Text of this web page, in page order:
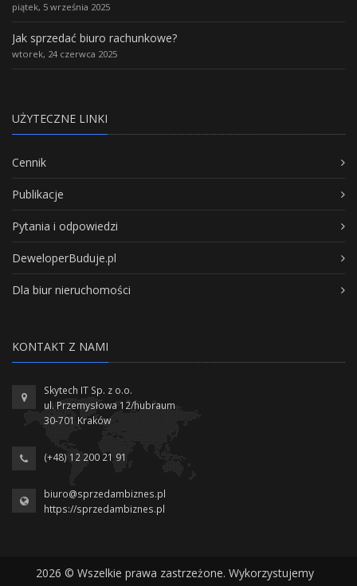
piątek, 5 września 2025
Jak sprzedać biuro rachunkowe?
wtorek, 24 czerwca 2025
UŻYTECZNE LINKI
Cennik
Publikacje
Pytania i odpowiedzi
DeweloperBuduje.pl
Dla biur nieruchomości
KONTAKT Z NAMI
Skytech IT Sp. z o.o.
ul. Przemysłowa 12/hubraum
30-701 Kraków
(+48) 12 200 21 91
biuro@sprzedambiznes.pl
https://sprzedambiznes.pl
2026 © Wszelkie prawa zastrzeżone. Wykorzystujemy